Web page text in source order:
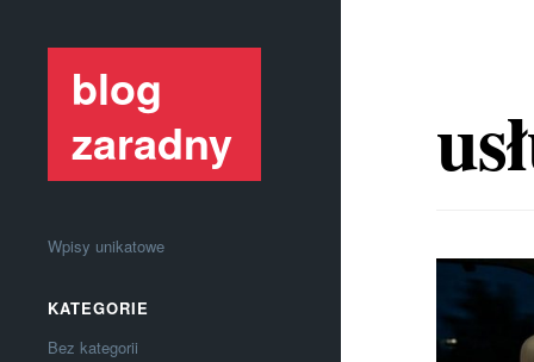
blog
zaradny
Wpisy unikatowe
KATEGORIE
Bez kategorii